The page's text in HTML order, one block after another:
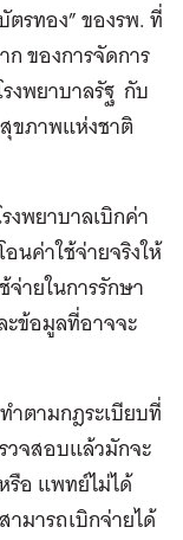
รทอง” ของรพ. ที่
ของการจัดการ
งพยาบาลรัฐ กับ
ขภาพแห่งชาติ
งพยาบาลเบิกค่า
นค่าใช้จ่ายจริงให้
ายในการรักษา
ะข้อมูลที่อาจจะ
ำตามกฎระเบียบที่
วจสอบแล้วมักจะ
รือ แพทย์ไม่ได้
มารถเบิกจ่ายได้